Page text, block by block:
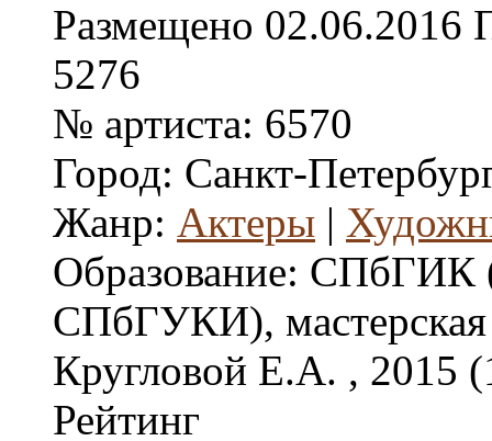
Размещено 02.06.2016
5276
№ артиста: 6570
Город: Санкт-
Жанр: Актеры |
Образование: СПбГИК
СПбГУКИ),
Кругловой Е.А. , 2015
Рейтинг